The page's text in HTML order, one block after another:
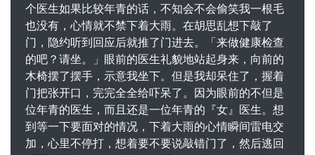
个医生如果比较年青的话，不知会不会偷笑我一根毛
也没有，心情就不禁下着大雨。在胡思乱想下敲了
门，隐约听到回应后就推了门进去。「来做健康检查
的吧？请坐。」眼前的医生礼貌地站起身来，向前的
木椅摆了摆手，示意我坐下。但是我却呆住了，握着
门把张开口，完完全全给吓呆了。因为眼前的不但是
位年青的医生，而且还是一位年青的『女』医生。想
到等一下要面对的情况，下着大雨的心情瞬间雷电交
加，心里不停打，想着要不要说敲错门了，然后逃回